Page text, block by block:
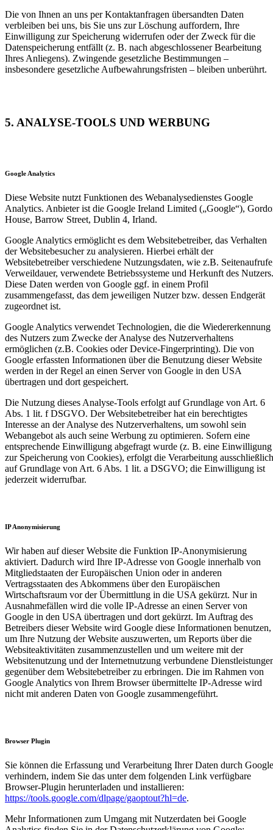
Die von Ihnen an uns per Kontaktanfragen übersandten Daten
verbleiben bei uns, bis Sie uns zur Löschung auffordern, Ihre
Einwilligung zur Speicherung widerrufen oder der Zweck für die
Datenspeicherung entfällt (z. B. nach abgeschlossener Bearbeitung
Ihres Anliegens). Zwingende gesetzliche Bestimmungen –
insbesondere gesetzliche Aufbewahrungsfristen – bleiben unberührt.
5. ANALYSE-TOOLS UND WERBUNG
Google Analytics
Diese Website nutzt Funktionen des Webanalysedienstes Google
Analytics. Anbieter ist die Google Ireland Limited („Google“),
House, Barrow Street, Dublin 4, Irland.
Google Analytics ermöglicht es dem Websitebetreiber, das Verhalten
der Websitebesucher zu analysieren. Hierbei erhält der
Websitebetreiber verschiedene Nutzungsdaten, wie z.B.
Verweildauer, verwendete Betriebssysteme und Herkunft des Nutzers.
Diese Daten werden von Google ggf. in einem Profil
zusammengefasst, das dem jeweiligen Nutzer bzw. dessen Endgerät
zugeordnet ist.
Google Analytics verwendet Technologien, die die Wiedererkennung
des Nutzers zum Zwecke der Analyse des Nutzerverhaltens
ermöglichen (z.B. Cookies oder Device-Fingerprinting). Die von
Google erfassten Informationen über die Benutzung dieser Website
werden in der Regel an einen Server von Google in den USA
übertragen und dort gespeichert.
Die Nutzung dieses Analyse-Tools erfolgt auf Grundlage von Art. 6
Abs. 1 lit. f DSGVO. Der Websitebetreiber hat ein berechtigtes
Interesse an der Analyse des Nutzerverhaltens, um sowohl sein
Webangebot als auch seine Werbung zu optimieren. Sofern eine
entsprechende Einwilligung abgefragt wurde (z. B. eine Einwilligung
zur Speicherung von Cookies), erfolgt die Verarbeitung ausschließlich
auf Grundlage von Art. 6 Abs. 1 lit. a DSGVO; die Einwilligung ist
jederzeit widerrufbar.
IP Anonymisierung
Wir haben auf dieser Website die Funktion IP-Anonymisierung
aktiviert. Dadurch wird Ihre IP-Adresse von Google innerhalb von
Mitgliedstaaten der Europäischen Union oder in anderen
Vertragsstaaten des Abkommens über den Europäischen
Wirtschaftsraum vor der Übermittlung in die USA gekürzt. Nur in
Ausnahmefällen wird die volle IP-Adresse an einen Server von
Google in den USA übertragen und dort gekürzt. Im Auftrag des
Betreibers dieser Website wird Google diese Informationen benutzen,
um Ihre Nutzung der Website auszuwerten, um Reports über die
Websiteaktivitäten zusammenzustellen und um weitere mit der
Websitenutzung und der Internetnutzung verbundene
gegenüber dem Websitebetreiber zu erbringen. Die im Rahmen von
Google Analytics von Ihrem Browser übermittelte IP-Adresse wird
nicht mit anderen Daten von Google zusammengeführt.
Browser Plugin
Sie können die Erfassung und Verarbeitung Ihrer Daten durch Google
verhindern, indem Sie das unter dem folgenden Link verfügbare
Browser-Plugin herunterladen und installieren:
https://tools.google.com/dlpage/gaoptout?hl=de.
Mehr Informationen zum Umgang mit Nutzerdaten bei Google